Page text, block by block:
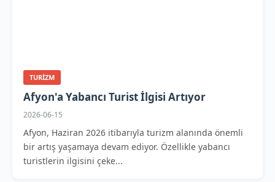
TURIZM
Afyon'a Yabancı Turist İlgisi Artıyor
2026-06-15
Afyon, Haziran 2026 itibarıyla turizm alanında önemli
bir artış yaşamaya devam ediyor. Özellikle yabancı
turistlerin ilgisini çeke...